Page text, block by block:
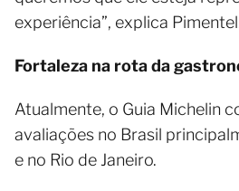
experiência”, explica
Fortaleza na rota da
Atualmente, o Guia Michelin
avaliações no Brasil
e no Rio de Janeiro.